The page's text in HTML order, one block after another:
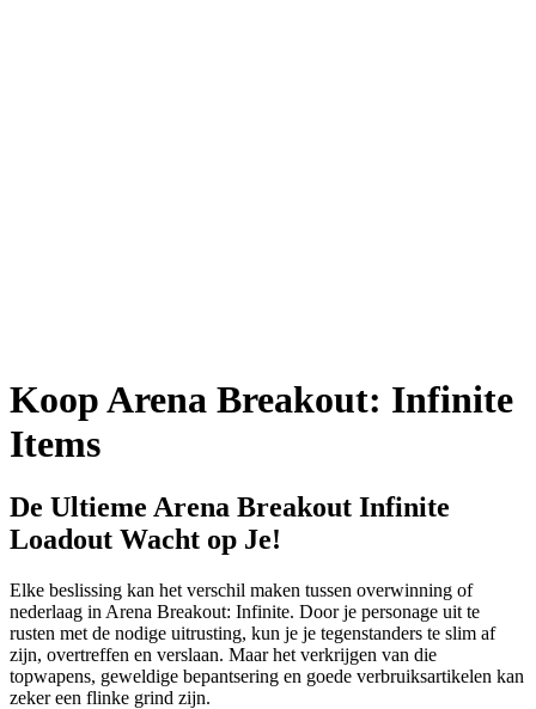
Koop Arena Breakout: Infinite
Items
De Ultieme Arena Breakout Infinite
Loadout Wacht op Je!
Elke beslissing kan het verschil maken tussen overwinning of
nederlaag in Arena Breakout: Infinite. Door je personage uit te
rusten met de nodige uitrusting, kun je je tegenstanders te slim af
zijn, overtreffen en verslaan. Maar het verkrijgen van die
topwapens, geweldige bepantsering en goede verbruiksartikelen kan
zeker een flinke grind zijn.